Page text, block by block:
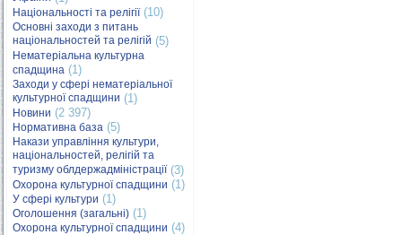
Національності та релігії(10)
Основні заходи з питань
національностей та релігій (5)
Нематеріальна культурна
спадщина (1)
Заходи у сфері нематеріальної
культурної спадщини (1)
Новини (2 397)
Нормативна база (5)
Накази управління культури,
національностей, релігій та
туризму облдержадміністрації(3)
Охорона культурної спадщини (1)
У сфері культури (1)
Оголошення (загальні) (1)
Охорона культурної спадщини (4)